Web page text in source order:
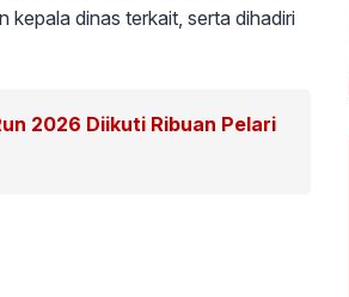
kepala dinas terkait, serta dihadiri
2026 Diikuti Ribuan Pelari